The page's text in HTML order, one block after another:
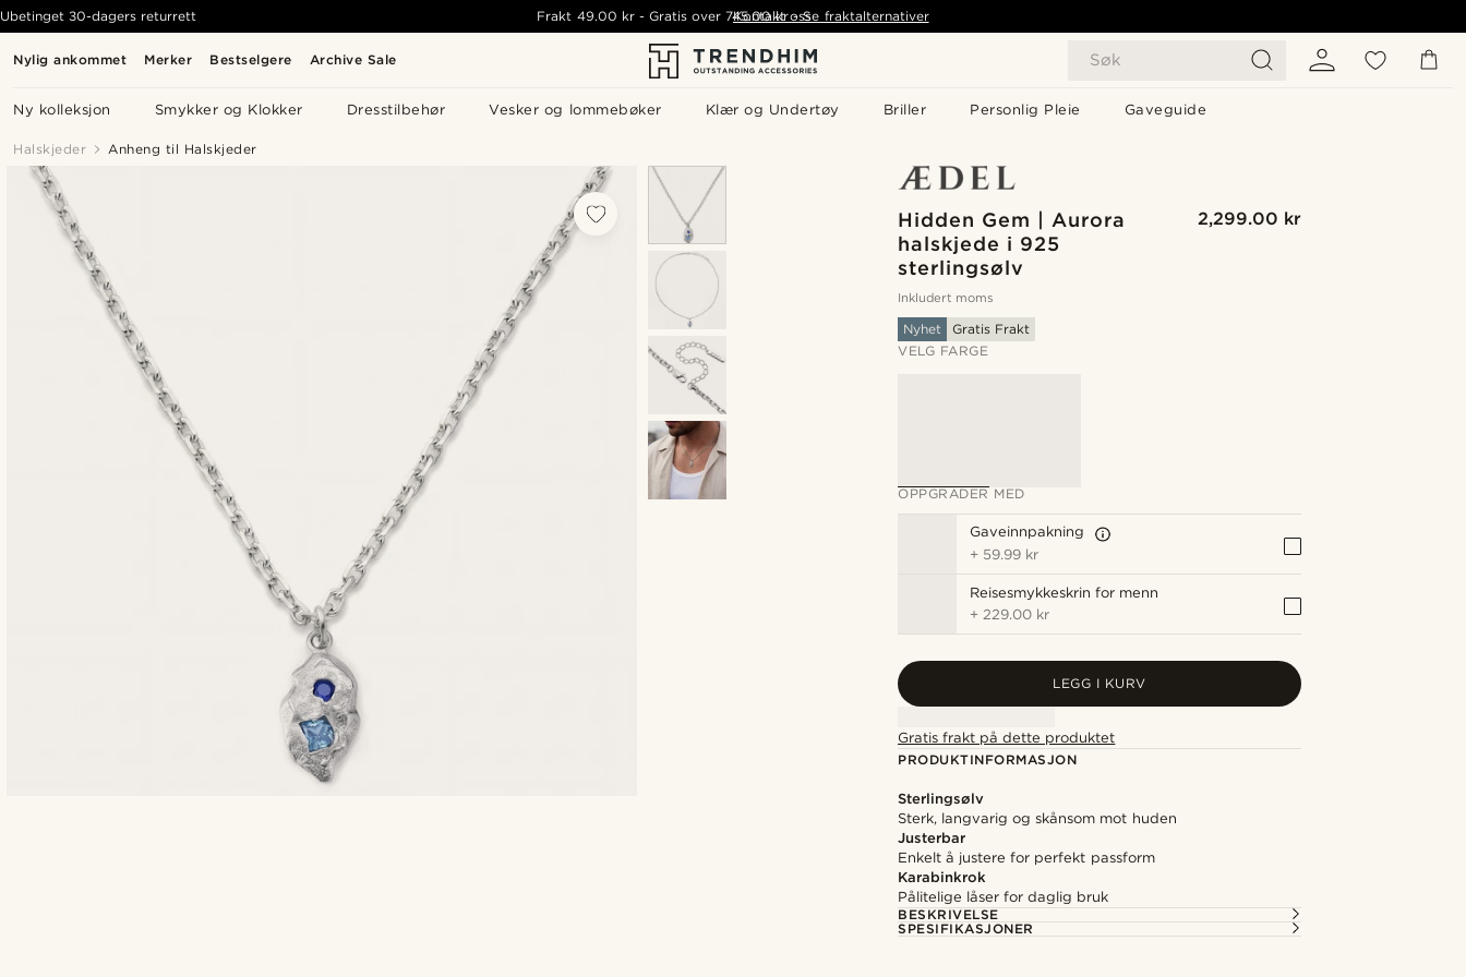
Nylig ankommet Merker Bestselgere Archive Sale Søk
Ny kolleksjon Smykker og Klokker Dresstilbehør Vesker og lommebøker Klær og Undertøy Briller Personlig Pleie Gaveguide
Ubetinget 30-dagers returrett Frakt 49.00 kr- Gratis over 745.00 kr - Se fraktalternativer
Kontakt oss
Halskjeder Anheng til Halskjeder
Hidden Gem | Aurora
halskjede i 925
sterlingsølv
2,299.00 kr
Inkludert moms
Nyhet
Gratis Frakt
VELG FARGE
OPPGRADER MED
Gaveinnpakning
+ 59.99 kr
Reisesmykkeskrin for menn
+ 229.00 kr
LEGG I KURV
Gratis frakt på dette produktet
PRODUKTINFORMASJON
Sterlingsølv
Sterk, langvarig og skånsom mot huden
Justerbar
Enkelt å justere for perfekt passform
Karabinkrok
Pålitelige låser for daglig bruk
BESKRIVELSE
SPESIFIKASJONER